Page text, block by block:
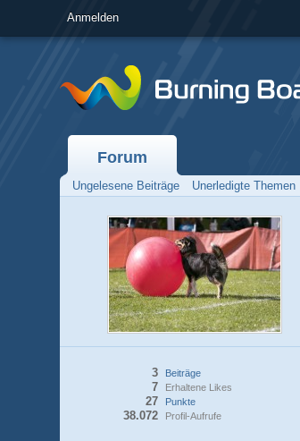
Anmelden
Forum
Ungelesene Beiträge Unerledigte Themen
Beiträge
3
Erhaltene Likes
7
Punkte
27
Profil-Aufrufe
38.072